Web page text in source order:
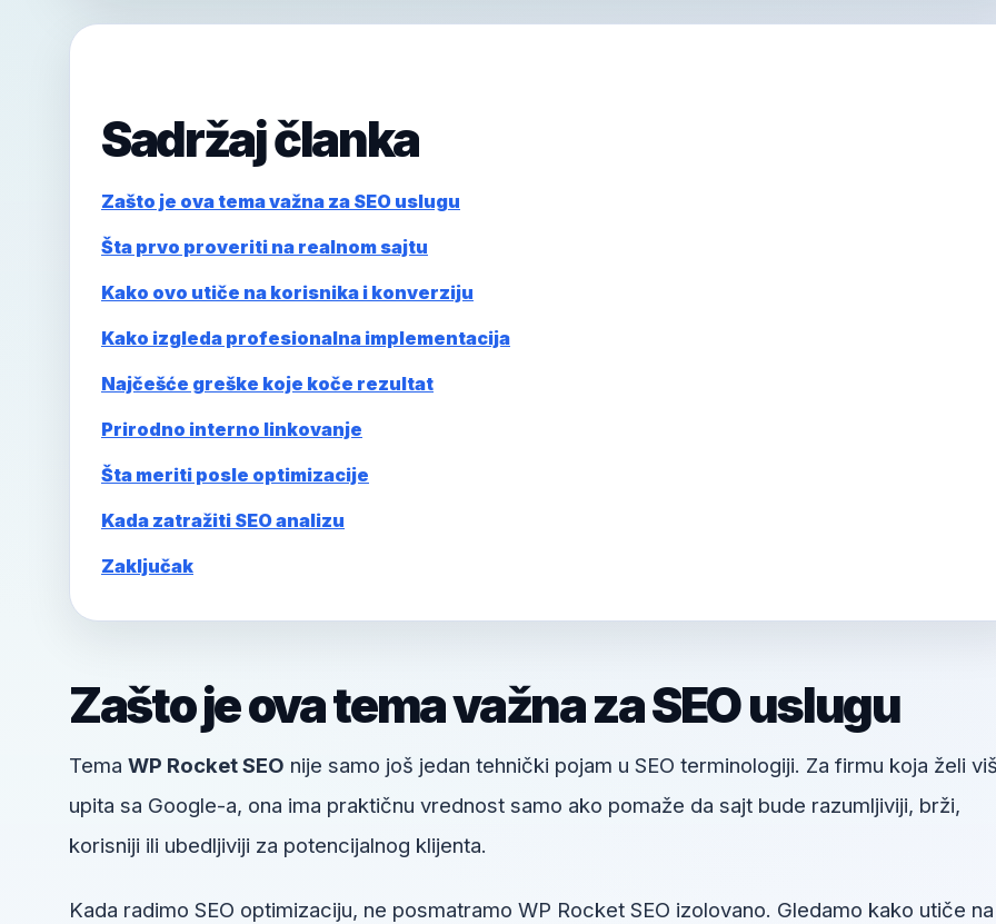
Sadržaj članka
Zašto je ova tema važna za SEO uslugu
Šta prvo proveriti na realnom sajtu
Kako ovo utiče na korisnika i konverziju
Kako izgleda profesionalna implementacija
Najčešće greške koje koče rezultat
Prirodno interno linkovanje
Šta meriti posle optimizacije
Kada zatražiti SEO analizu
Zaključak
Zašto je ova tema važna za SEO uslugu
Tema WP Rocket SEO nije samo još jedan tehnički pojam u SEO terminologiji. Za firmu koja želi
upita sa Google-a, ona ima praktičnu vrednost samo ako pomaže da sajt bude razumljiviji, brži,
korisniji ili ubedljiviji za potencijalnog klijenta.
Kada radimo SEO optimizaciju, ne posmatramo WP Rocket SEO izolovano. Gledamo kako utiče na